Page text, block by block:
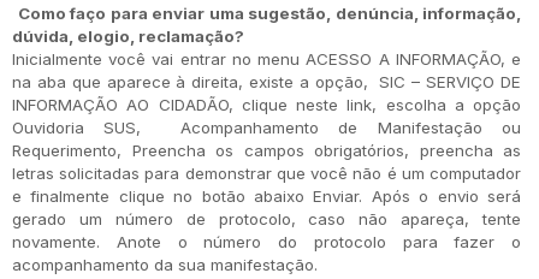
Como faço para enviar uma sugestão, denúncia, informação,
dúvida, elogio, reclamação?
Inicialmente você vai entrar no menu ACESSO A INFORMAÇÃO, e
na aba que aparece à direita, existe a opção, SIC – SERVIÇO DE
INFORMAÇÃO AO CIDADÃO, clique neste link, escolha a opção
Ouvidoria SUS, Acompanhamento de Manifestação ou
Requerimento, Preencha os campos obrigatórios, preencha as
letras solicitadas para demonstrar que você não é um computador
e finalmente clique no botão abaixo Enviar. Após o envio será
gerado um número de protocolo, caso não apareça, tente
novamente. Anote o número do protocolo para fazer o
acompanhamento da sua manifestação.